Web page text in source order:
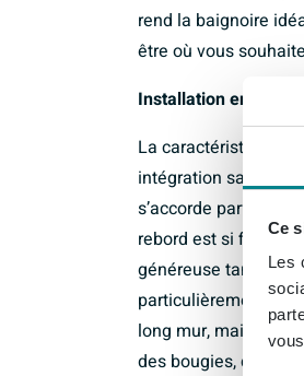
Ce
Les
rend la baignoire
être où vous
Installation
La caractéristique
intégration sans
s’accorde
rebord est si fin,
généreuse tandis
particulièrement
long mur, mais peut
des bougies, des